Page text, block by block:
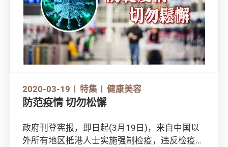
2020-03-19 特集 健康美容
防范疫情 切勿松懈
政府刊登宪报，即日起(3月19日)，来自中国以
外所有地区抵港人士实施强制检疫，违反检疫令